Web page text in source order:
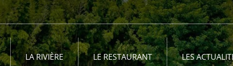
LA RIVIÈRE LE RESTAURANT LES